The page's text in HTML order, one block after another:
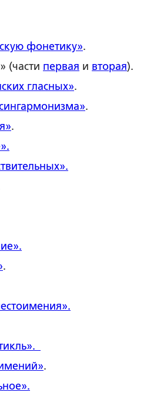
фонетику».
(части первая и вторая).
гласных».
.
.
.
.
.